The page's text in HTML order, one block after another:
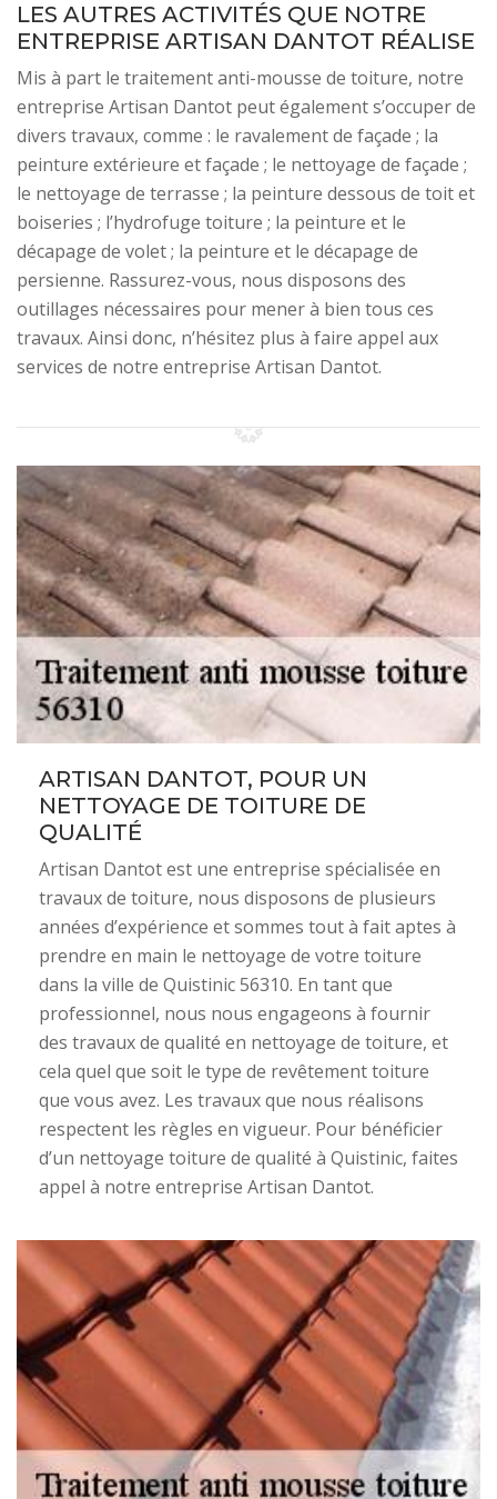
LES AUTRES ACTIVITÉS QUE NOTRE
ENTREPRISE ARTISAN DANTOT RÉALISE
Mis à part le traitement anti-mousse de toiture, notre
entreprise Artisan Dantot peut également s’occuper de
divers travaux, comme : le ravalement de façade ; la
peinture extérieure et façade ; le nettoyage de façade ;
le nettoyage de terrasse ; la peinture dessous de toit et
boiseries ; l’hydrofuge toiture ; la peinture et le
décapage de volet ; la peinture et le décapage de
persienne. Rassurez-vous, nous disposons des
outillages nécessaires pour mener à bien tous ces
travaux. Ainsi donc, n’hésitez plus à faire appel aux
services de notre entreprise Artisan Dantot.
ARTISAN DANTOT, POUR UN
NETTOYAGE DE TOITURE DE
QUALITÉ
Artisan Dantot est une entreprise spécialisée en
travaux de toiture, nous disposons de plusieurs
années d’expérience et sommes tout à fait aptes à
prendre en main le nettoyage de votre toiture
dans la ville de Quistinic 56310. En tant que
professionnel, nous nous engageons à fournir
des travaux de qualité en nettoyage de toiture, et
cela quel que soit le type de revêtement toiture
que vous avez. Les travaux que nous réalisons
respectent les règles en vigueur. Pour bénéficier
d’un nettoyage toiture de qualité à Quistinic, faites
appel à notre entreprise Artisan Dantot.